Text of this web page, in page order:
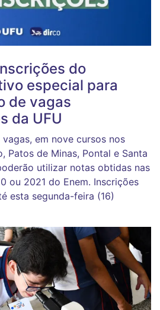
do
especial para
de vagas
da UFU
em nove cursos nos
Patos de Minas, Pontal e Santa
utilizar notas obtidas nas
ou 2021 do Enem. Inscrições
esta segunda-feira (16)